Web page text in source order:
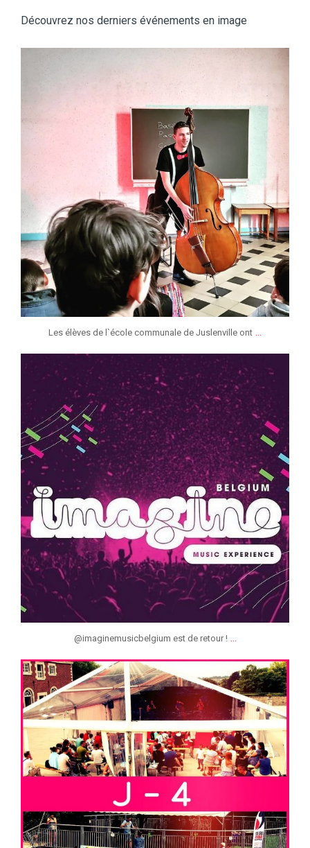
Découvrez nos derniers événements en image
Les élèves de l`école communale de Juslenville ont ...
jeunessesmusicaleslg
Mar 3
@imaginemusicbelgium est de retour ! ...
jeunessesmusicaleslg
Juil 4